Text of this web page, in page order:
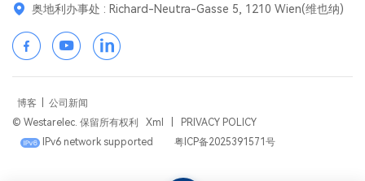
奥地利办事处 : Richard-Neutra-Gasse 5, 1210 Wien(维也纳)
博客
公司新闻
© Westarelec. 保留所有权利
Xml
PRIVACY POLICY
IPv6 network supported
粤ICP备2025391571号